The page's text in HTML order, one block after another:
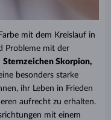
mit dem Kreislauf in
Probleme mit der
Sternzeichen Skorpion,
besonders starke
ihr Leben in Frieden
aufrecht zu erhalten.
mit einem